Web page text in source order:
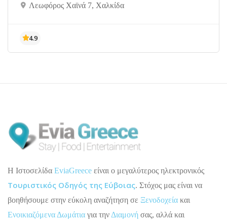
Λεωφόρος Χαϊνά 7, Χαλκίδα
H Ιστοσελίδα EviaGreece είναι ο μεγαλύτερος ηλεκτρονικός
Τουριστικός Οδηγός της Εύβοιας. Στόχος μας είναι να
βοηθήσουμε στην εύκολη αναζήτηση σε Ξενοδοχεία και
Ενοικιαζόμενα Δωμάτια για την Διαμονή σας, αλλά και